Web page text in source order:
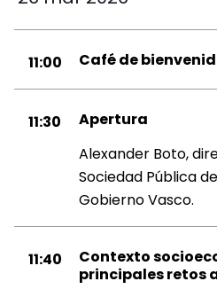
11:00 Café de
11:30
Apertura
Alexander Boto,
Sociedad Pública
Gobierno Vasco.
11:40
Contexto
principales retos